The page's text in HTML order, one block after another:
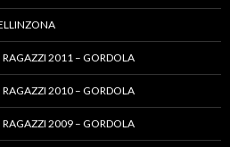
2011 – GORDOLA
2010 – GORDOLA
2009 – GORDOLA